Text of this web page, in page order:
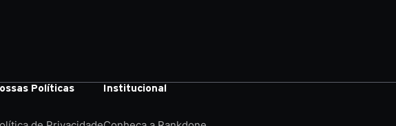
Políticas Institucional